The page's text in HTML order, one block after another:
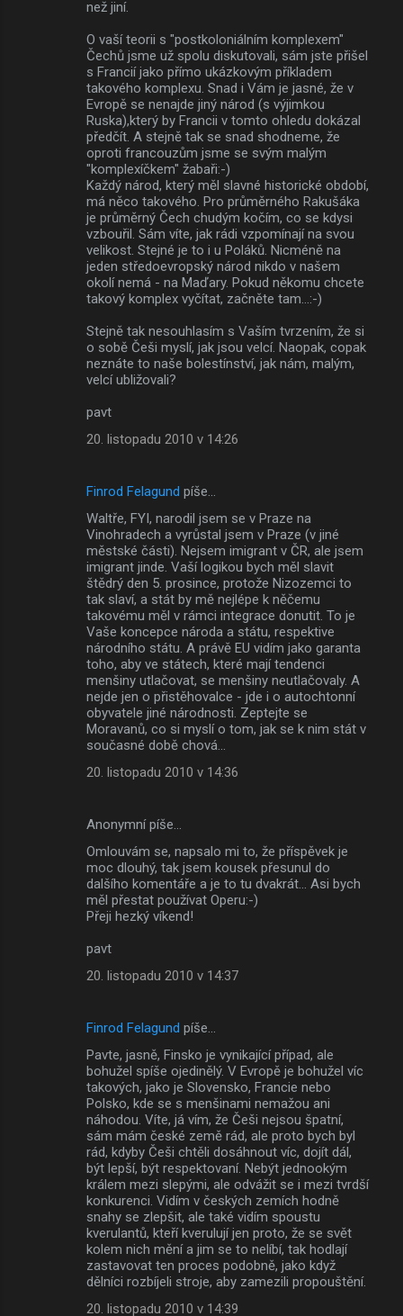
než jiní.
O vaší teorii s "postkoloniálním komplexem"
Čechů jsme už spolu diskutovali, sám jste přišel
s Francií jako přímo ukázkovým příkladem
takového komplexu. Snad i Vám je jasné, že v
Evropě se nenajde jiný národ (s výjimkou
Ruska),který by Francii v tomto ohledu dokázal
předčít. A stejně tak se snad shodneme, že
oproti francouzům jsme se svým malým
"komplexíčkem" žabaři:-)
Každý národ, který měl slavné historické období,
má něco takového. Pro průměrného Rakušáka
je průměrný Čech chudým kočím, co se kdysi
vzbouřil. Sám víte, jak rádi vzpomínají na svou
velikost. Stejné je to i u Poláků. Nicméně na
jeden středoevropský národ nikdo v našem
okolí nemá - na Maďary. Pokud někomu chcete
takový komplex vyčítat, začněte tam...:-)
Stejně tak nesouhlasím s Vaším tvrzením, že si
o sobě Češi myslí, jak jsou velcí. Naopak, copak
neznáte to naše bolestínství, jak nám, malým,
velcí ubližovali?
pavt
20. listopadu 2010 v 14:26
Finrod Felagund píše…
Waltře, FYI, narodil jsem se v Praze na
Vinohradech a vyrůstal jsem v Praze (v jiné
městské části). Nejsem imigrant v ČR, ale jsem
imigrant jinde. Vaší logikou bych měl slavit
štědrý den 5. prosince, protože Nizozemci to
tak slaví, a stát by mě nejlépe k něčemu
takovému měl v rámci integrace donutit. To je
Vaše koncepce národa a státu, respektive
národního státu. A právě EU vidím jako garanta
toho, aby ve státech, které mají tendenci
menšiny utlačovat, se menšiny neutlačovaly. A
nejde jen o přistěhovalce - jde i o autochtonní
obyvatele jiné národnosti. Zeptejte se
Moravanů, co si myslí o tom, jak se k nim stát v
současné době chová...
20. listopadu 2010 v 14:36
Anonymní píše…
Omlouvám se, napsalo mi to, že příspěvek je
moc dlouhý, tak jsem kousek přesunul do
dalšího komentáře a je to tu dvakrát... Asi bych
měl přestat používat Operu:-)
Přeji hezký víkend!
pavt
20. listopadu 2010 v 14:37
Finrod Felagund píše…
Pavte, jasně, Finsko je vynikající případ, ale
bohužel spíše ojedinělý. V Evropě je bohužel víc
takových, jako je Slovensko, Francie nebo
Polsko, kde se s menšinami nemažou ani
náhodou. Víte, já vím, že Češi nejsou špatní,
sám mám české země rád, ale proto bych byl
rád, kdyby Češi chtěli dosáhnout víc, dojít dál,
být lepší, být respektovaní. Nebýt jednookým
králem mezi slepými, ale odvážit se i mezi tvrdší
konkurenci. Vidím v českých zemích hodně
snahy se zlepšit, ale také vidím spoustu
kverulantů, kteří kverulují jen proto, že se svět
kolem nich mění a jim se to nelíbí, tak hodlají
zastavovat ten proces podobně, jako když
dělníci rozbíjeli stroje, aby zamezili propouštění.
20. listopadu 2010 v 14:39